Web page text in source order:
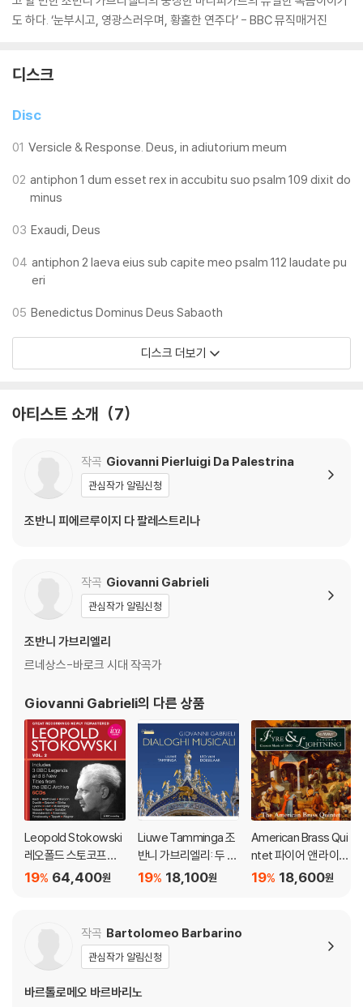
도 하다. ‘눈부시고, 영광스러우며, 황홀한 연주다’ - BBC 뮤직매거진
디스크
Disc
01 Versicle & Response. Deus, in adiutorium meum
02 antiphon 1 dum esset rex in accubitu suo psalm 109 dixit do
minus
03 Exaudi, Deus
04 antiphon 2 laeva eius sub capite meo psalm 112 laudate pu
eri
05 Benedictus Dominus Deus Sabaoth
디스크 더보기
아티스트 소개 7
작곡 Giovanni Pierluigi Da Palestrina
관심작가 알림신청
조반니 피에르루이지 다 팔레스트리나
작곡 Giovanni Gabrieli
관심작가 알림신청
조반니 가브리엘리
르네상스-바로크 시대 작곡가
Giovanni Gabrieli의 다른 상품
Leopold Stokowski
레오폴드 스토코프스
키 BBC 라이브 녹음 2
ends Archive - Live
64,400원
19%
Liuwe Tamminga 조
반니 가브리엘리: 두 대
의 오르간을 위한 칸초
rgans)
18,100원
19%
American Brass Qui
ntet 파이어 앤 라이트
닝 - 관악 오중주 음악
18,600원
19%
작곡 Bartolomeo Barbarino
관심작가 알림신청
바르톨로메오 바르바리노